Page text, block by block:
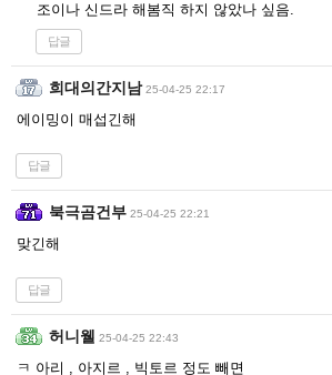
조이나 신드라 해봄직 하지 않았나 싶음.
답글
희대의간지남 25-04-25 22:17
에이밍이 매섭긴해
답글
북극곰건부 25-04-25 22:21
맞긴해
답글
허니웰 25-04-25 22:43
ㅋ 아리 , 아지르 , 빅토르 정도 빼면